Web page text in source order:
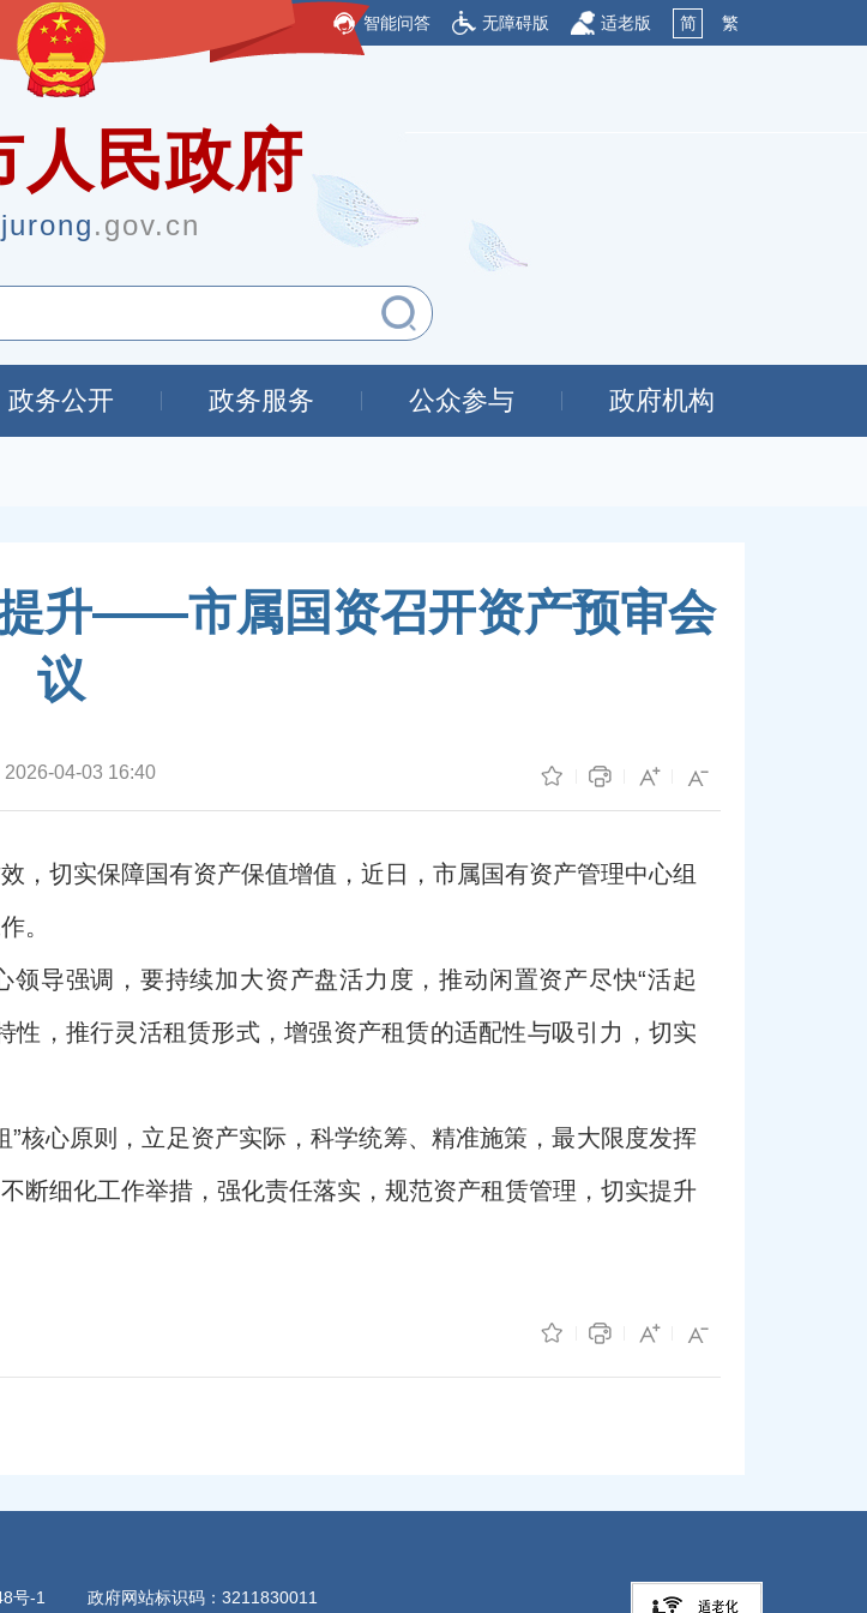
智能问答 无障碍版 适老版 简 繁
人民政府
jurong.gov.cn
政务公开 政务服务 公众参与 政府机构
升——市属国资召开资产预审会
议
2026-04-03 16:40
，切实保障国有资产保值增值，近日，市属国有资产管理中心组
。
导强调，要持续加大资产盘活力度，推动闲置资产尽快“活起
性，推行灵活租赁形式，增强资产租赁的适配性与吸引力，切实
核心原则，立足资产实际，科学统筹、精准施策，最大限度发挥
断细化工作举措，强化责任落实，规范资产租赁管理，切实提升
号-1 政府网站标识码：3211830011